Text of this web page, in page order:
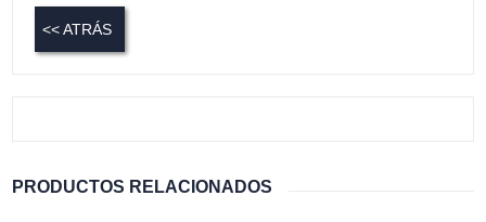
<< ATRÁS
PRODUCTOS RELACIONADOS